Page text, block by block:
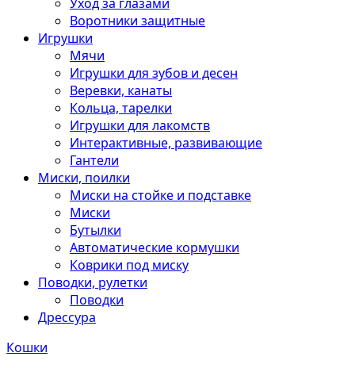
Воротники защитные
Игрушки
Мячи
Игрушки для зубов и десен
Веревки, канаты
Кольца, тарелки
Игрушки для лакомств
Интерактивные, развивающие
Гантели
Миски, поилки
Миски на стойке и подставке
Миски
Бутылки
Автоматические кормушки
Коврики под миску
Поводки, рулетки
Поводки
Дрессура
Кошки